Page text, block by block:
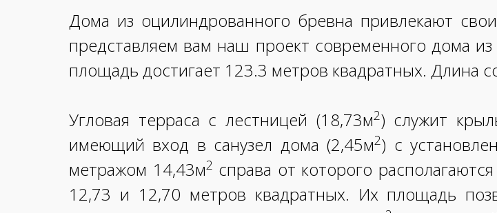
Дома из оцилиндрованного бревна привлекают
представляем вам наш проект современного дома
площадь достигает 123.3 метров квадратных. Длина
Угловая терраса с лестницей (18,73м2) служит
имеющий вход в санузел дома (2,45м2) с
метражом 14,43м2 справа от которого
12,73 и 12,70 метров квадратных. Их площадь